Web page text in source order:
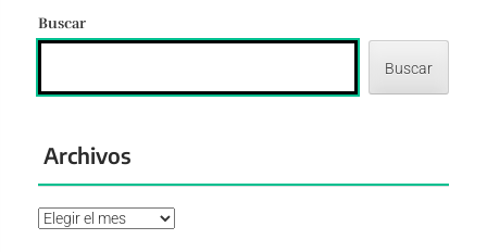
Buscar
Buscar
Archivos
Archivos